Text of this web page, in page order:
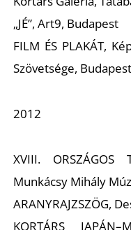
„JÉ”, Art9, Budapest
FILM ÉS PLAKÁT,
Szövetsége, Budapest
2012
XVIII. ORSZÁGOS
Munkácsy Mihály
ARANYRAJZSZÖG,
KORTÁRS